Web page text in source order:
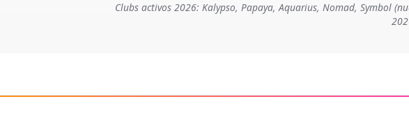
Clubs activos 2026: Kalypso, Papaya, Aquarius, Nomad, Symbol